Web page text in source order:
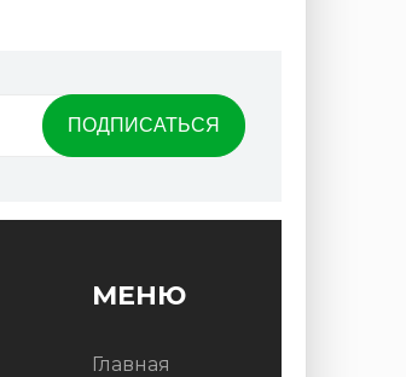
МЕНЮ
Главная